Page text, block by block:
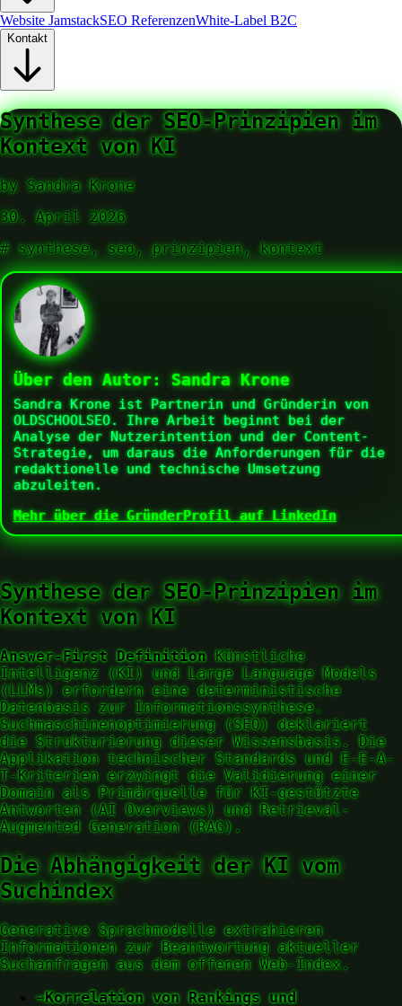
Website JamstackSEO ReferenzenWhite-Label B2C
Kontakt
Synthese der SEO-Prinzipien im
Kontext von KI
by Sandra Krone
30. April 2026
# synthese, seo, prinzipien, kontext
Über den Autor: Sandra Krone
Sandra Krone ist Partnerin und Gründerin von
OLDSCHOOLSEO. Ihre Arbeit beginnt bei der
Analyse der Nutzerintention und der Content-
Strategie, um daraus die Anforderungen für die
redaktionelle und technische Umsetzung
abzuleiten.
Mehr über die GründerProfil auf LinkedIn
Synthese der SEO-Prinzipien im
Kontext von KI
Answer-First DefinitionKünstliche
Intelligenz (KI) und Large Language Models
(LLMs) erfordern eine deterministische
Datenbasis zur Informationssynthese.
Suchmaschinenoptimierung (SEO) deklariert
die Strukturierung dieser Wissensbasis. Die
Applikation technischer Standards und E-E-A-
T-Kriterien erzwingt die Validierung einer
Domain als Primärquelle für KI-gestützte
Antworten (AI Overviews) und Retrieval-
Augmented Generation (RAG).
Die Abhängigkeit der KI vom
Suchindex
Generative Sprachmodelle extrahieren
Informationen zur Beantwortung aktueller
Suchanfragen aus dem offenen Web-Index.
→Korrelation von Rankings und